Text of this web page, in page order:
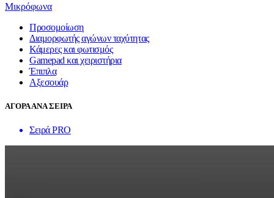
Μικρόφωνα
Προσομοίωση
Διαμορφωτής αγώνων ταχύτητας
Κάμερες και φωτισμός
Gamepad και χειριστήρια
Έπιπλα
Αξεσουάρ
ΑΓΟΡΑ ΑΝΑ ΣΕΙΡΑ
Σειρά PRO